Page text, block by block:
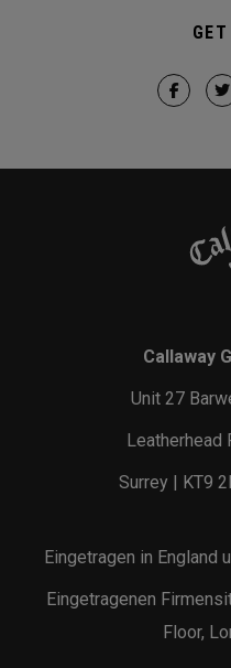
Callaway
Unit 27
Leatherhead
Surrey | KT9
Eingetragen in England
Eingetragenen
Floor,